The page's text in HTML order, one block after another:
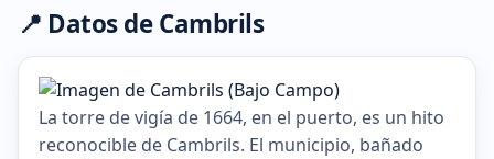
📍 Datos de Cambrils
La torre de vigía de 1664, en el puerto, es un hito
reconocible de Cambrils. El municipio, bañado